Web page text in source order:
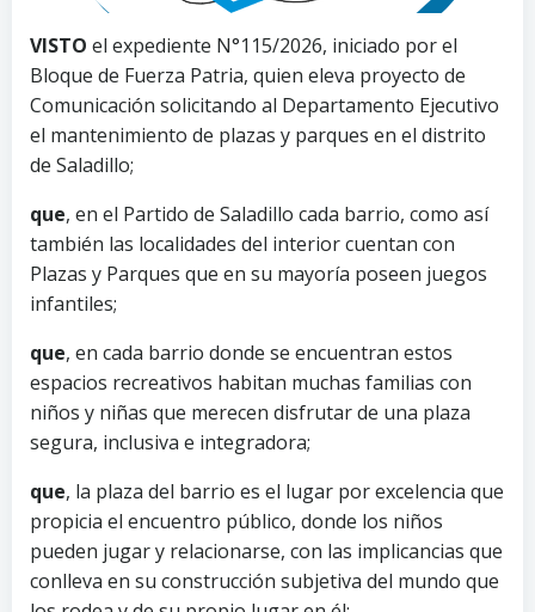
VISTO el expediente N°115/2026, iniciado por el
Bloque de Fuerza Patria, quien eleva proyecto de
Comunicación solicitando al Departamento Ejecutivo
el mantenimiento de plazas y parques en el distrito
de Saladillo;
que, en el Partido de Saladillo cada barrio, como así
también las localidades del interior cuentan con
Plazas y Parques que en su mayoría poseen juegos
infantiles;
que, en cada barrio donde se encuentran estos
espacios recreativos habitan muchas familias con
niños y niñas que merecen disfrutar de una plaza
segura, inclusiva e integradora;
que, la plaza del barrio es el lugar por excelencia que
propicia el encuentro público, donde los niños
pueden jugar y relacionarse, con las implicancias que
conlleva en su construcción subjetiva del mundo que